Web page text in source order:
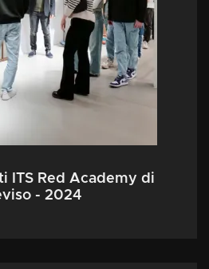
ITS Red Academy di
- 2024